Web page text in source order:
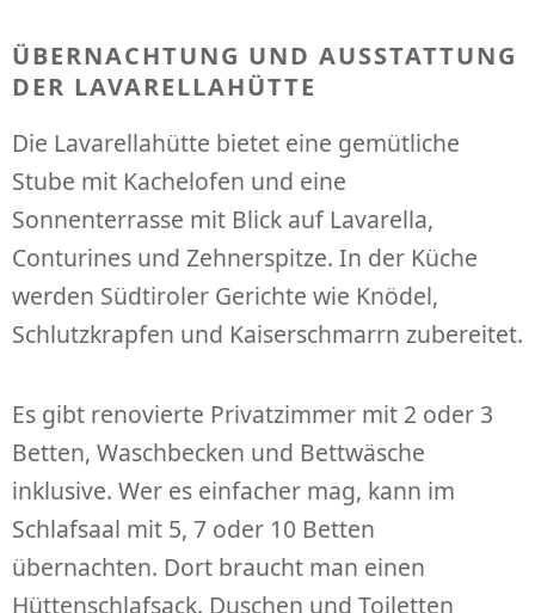
ÜBERNACHTUNG UND AUSSTATTUNG
DER LAVARELLAHÜTTE
Die Lavarellahütte bietet eine gemütliche
Stube mit Kachelofen und eine
Sonnenterrasse mit Blick auf Lavarella,
Conturines und Zehnerspitze. In der Küche
werden Südtiroler Gerichte wie Knödel,
Schlutzkrapfen und Kaiserschmarrn zubereitet.
Es gibt renovierte Privatzimmer mit 2 oder 3
Betten, Waschbecken und Bettwäsche
inklusive. Wer es einfacher mag, kann im
Schlafsaal mit 5, 7 oder 10 Betten
übernachten. Dort braucht man einen
Hüttenschlafsack. Duschen und Toiletten